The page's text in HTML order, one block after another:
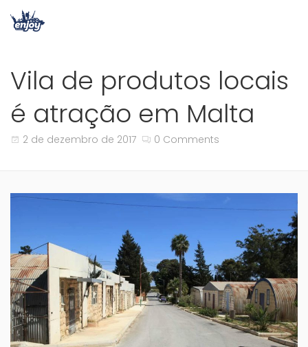
Vila de produtos locais
é atração em Malta
2 de dezembro de 2017 0 Comments